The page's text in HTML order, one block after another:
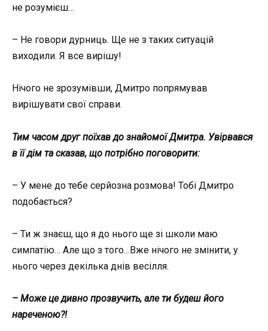
не розумієш…
– Не говори дурниць. Ще не з таких ситуацій
виходили. Я все вирішу!
Нічого не зрозумівши, Дмитро попрямував
вирішувати свої справи.
Тим часом друг поїхав до знайомої Дмитра. Увірвався
в її дім та сказав, що потрібно поговорити:
– У мене до тебе серйозна розмова! Тобі Дмитро
подобається?
– Ти ж знаєш, що я до нього ще зі школи маю
симпатію… Але що з того…Вже нічого не змінити, у
нього через декілька днів весілля.
– Може це дивно прозвучить, але ти будеш його
нареченою?!